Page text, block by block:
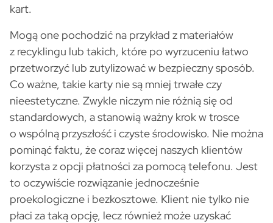
kart.
Mogą one pochodzić na przykład z materiałów
z recyklingu lub takich, które po wyrzuceniu łatwo
przetworzyć lub zutylizować w bezpieczny sposób.
Co ważne, takie karty nie są mniej trwałe czy
nieestetyczne. Zwykle niczym nie różnią się od
standardowych, a stanowią ważny krok w trosce
o wspólną przyszłość i czyste środowisko. Nie można
pominąć faktu, że coraz więcej naszych klientów
korzysta z opcji płatności za pomocą telefonu. Jest
to oczywiście rozwiązanie jednocześnie
proekologiczne i bezkosztowe. Klient nie tylko nie
płaci za taką opcję, lecz również może uzyskać